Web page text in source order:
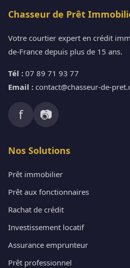
Chasseur de Prêt
Votre courtier expert en crédit
de-France depuis plus de 15 ans.
Tél : 07 89 71 93 77
Email : contact@chasseur-de-
f 📷
Nos Solutions
Prêt immobilier
Prêt aux fonctionnaires
Rachat de crédit
Investissement locatif
Assurance emprunteur
Prêt professionnel